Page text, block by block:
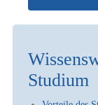
Studium